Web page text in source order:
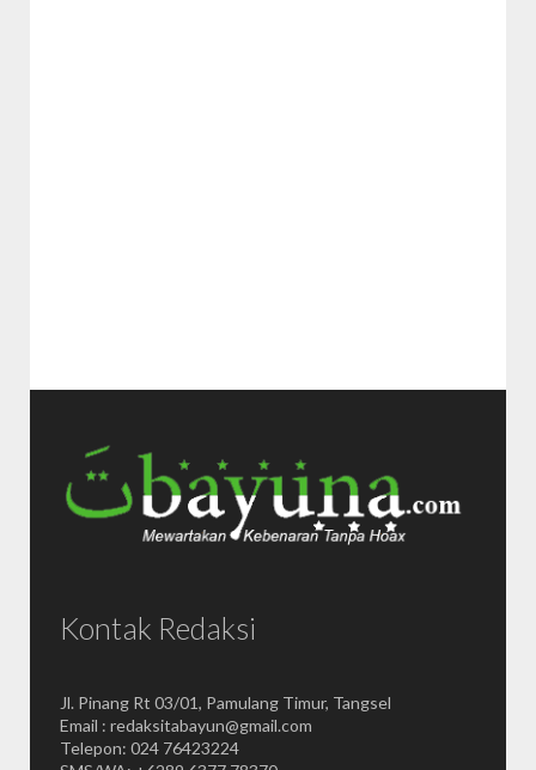
Kontak Redaksi
Jl. Pinang Rt 03/01, Pamulang Timur, Tangsel
Email : redaksitabayun@gmail.com
Telepon: 024 76423224